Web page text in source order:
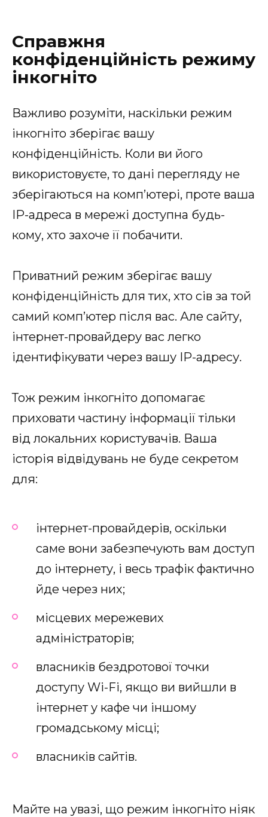
Справжня
конфіденційність режиму
інкогніто
Важливо розуміти, наскільки режим
інкогніто зберігає вашу
конфіденційність. Коли ви його
використовуєте, то дані перегляду не
зберігаються на комп’ютері, проте ваша
IP-адреса в мережі доступна будь-
кому, хто захоче її побачити.
Приватний режим зберігає вашу
конфіденційність для тих, хто сів за той
самий комп’ютер після вас. Але сайту,
інтернет-провайдеру вас легко
ідентифікувати через вашу IP-адресу.
Тож режим інкогніто допомагає
приховати частину інформації тільки
від локальних користувачів. Ваша
історія відвідувань не буде секретом
для:
інтернет-провайдерів, оскільки
саме вони забезпечують вам доступ
до інтернету, і весь трафік фактично
йде через них;
місцевих мережевих
адміністраторів;
власників бездротової точки
доступу Wi-Fi, якщо ви вийшли в
інтернет у кафе чи іншому
громадському місці;
власників сайтів.
Майте на увазі, що режим інкогніто ніяк